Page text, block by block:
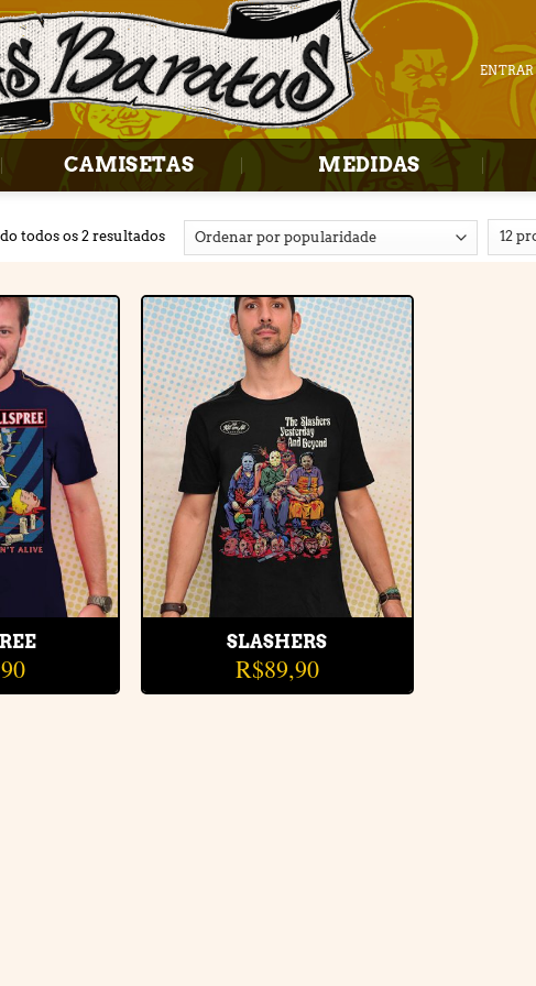
ENTRAR
CAMISETAS MEDIDAS
todos os 2 resultados
Adicionar
à lista de
desejos
Adicionar
à lista de
desejos
SLASHERS
R$89,90